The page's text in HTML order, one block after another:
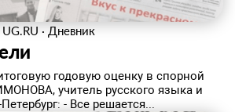
· Дневник
годовую оценку в спорной
учитель русского языка и
- Все решается...